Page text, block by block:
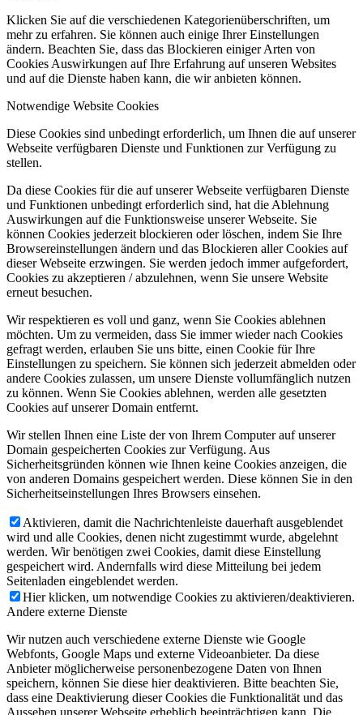
Klicken Sie auf die verschiedenen Kategorienüberschriften, um
mehr zu erfahren. Sie können auch einige Ihrer Einstellungen
ändern. Beachten Sie, dass das Blockieren einiger Arten von
Cookies Auswirkungen auf Ihre Erfahrung auf unseren Websites
und auf die Dienste haben kann, die wir anbieten können.
Notwendige Website Cookies
Diese Cookies sind unbedingt erforderlich, um Ihnen die auf unserer
Webseite verfügbaren Dienste und Funktionen zur Verfügung zu
stellen.
Da diese Cookies für die auf unserer Webseite verfügbaren Dienste
und Funktionen unbedingt erforderlich sind, hat die Ablehnung
Auswirkungen auf die Funktionsweise unserer Webseite. Sie
können Cookies jederzeit blockieren oder löschen, indem Sie Ihre
Browsereinstellungen ändern und das Blockieren aller Cookies auf
dieser Webseite erzwingen. Sie werden jedoch immer aufgefordert,
Cookies zu akzeptieren / abzulehnen, wenn Sie unsere Website
erneut besuchen.
Wir respektieren es voll und ganz, wenn Sie Cookies ablehnen
möchten. Um zu vermeiden, dass Sie immer wieder nach Cookies
gefragt werden, erlauben Sie uns bitte, einen Cookie für Ihre
Einstellungen zu speichern. Sie können sich jederzeit abmelden oder
andere Cookies zulassen, um unsere Dienste vollumfänglich nutzen
zu können. Wenn Sie Cookies ablehnen, werden alle gesetzten
Cookies auf unserer Domain entfernt.
Wir stellen Ihnen eine Liste der von Ihrem Computer auf unserer
Domain gespeicherten Cookies zur Verfügung. Aus
Sicherheitsgründen können wie Ihnen keine Cookies anzeigen, die
von anderen Domains gespeichert werden. Diese können Sie in den
Sicherheitseinstellungen Ihres Browsers einsehen.
Aktivieren, damit die Nachrichtenleiste dauerhaft ausgeblendet
wird und alle Cookies, denen nicht zugestimmt wurde, abgelehnt
werden. Wir benötigen zwei Cookies, damit diese Einstellung
gespeichert wird. Andernfalls wird diese Mitteilung bei jedem
Seitenladen eingeblendet werden.
Hier klicken, um notwendige Cookies zu aktivieren/deaktivieren.
Andere externe Dienste
Wir nutzen auch verschiedene externe Dienste wie Google
Webfonts, Google Maps und externe Videoanbieter. Da diese
Anbieter möglicherweise personenbezogene Daten von Ihnen
speichern, können Sie diese hier deaktivieren. Bitte beachten Sie,
dass eine Deaktivierung dieser Cookies die Funktionalität und das
Aussehen unserer Webseite erheblich beeinträchtigen kann. Die